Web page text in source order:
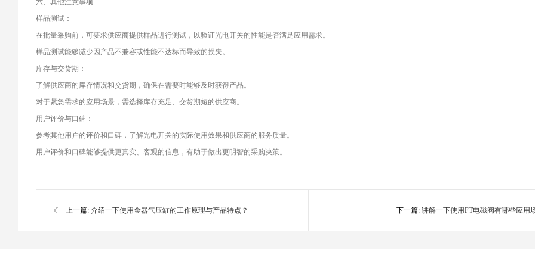
六、其他注意事项
样品测试：
在批量采购前，可要求供应商提供样品进行测试，以验证光电开关的性能是否满足应用需求。
样品测试能够减少因产品不兼容或性能不达标而导致的损失。
库存与交货期：
了解供应商的库存情况和交货期，确保在需要时能够及时获得产品。
对于紧急需求的应用场景，需选择库存充足、交货期短的供应商。
用户评价与口碑：
参考其他用户的评价和口碑，了解光电开关的实际使用效果和供应商的服务质量。
用户评价和口碑能够提供更真实、客观的信息，有助于做出更明智的采购决策。
上一篇: 介绍一下使用金器气压缸的工作原理与产品特点？ 下一篇: 讲解一下使用FT电磁阀有哪些应用